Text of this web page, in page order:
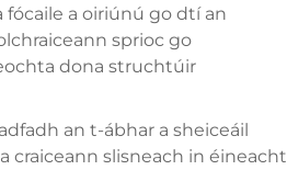
a oiriúnú go dtí an
sprioc go
dona struchtúir
an t-ábhar a sheiceáil
craiceann slisneach in éineacht